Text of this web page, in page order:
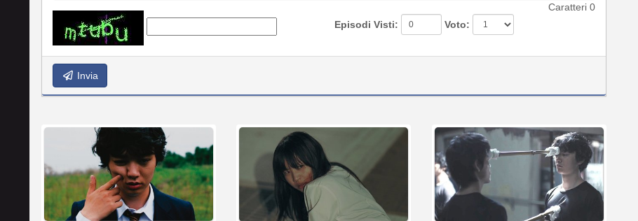
Caratteri 0
Episodi Visti:
Voto:
Invia